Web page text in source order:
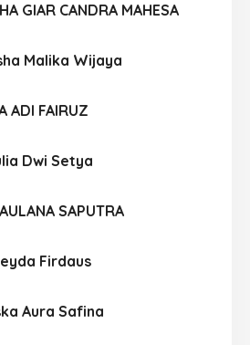
GIAR CANDRA MAHESA
Malika Wijaya
ADI FAIRUZ
Dwi Setya
SAPUTRA
Firdaus
Aura Safina